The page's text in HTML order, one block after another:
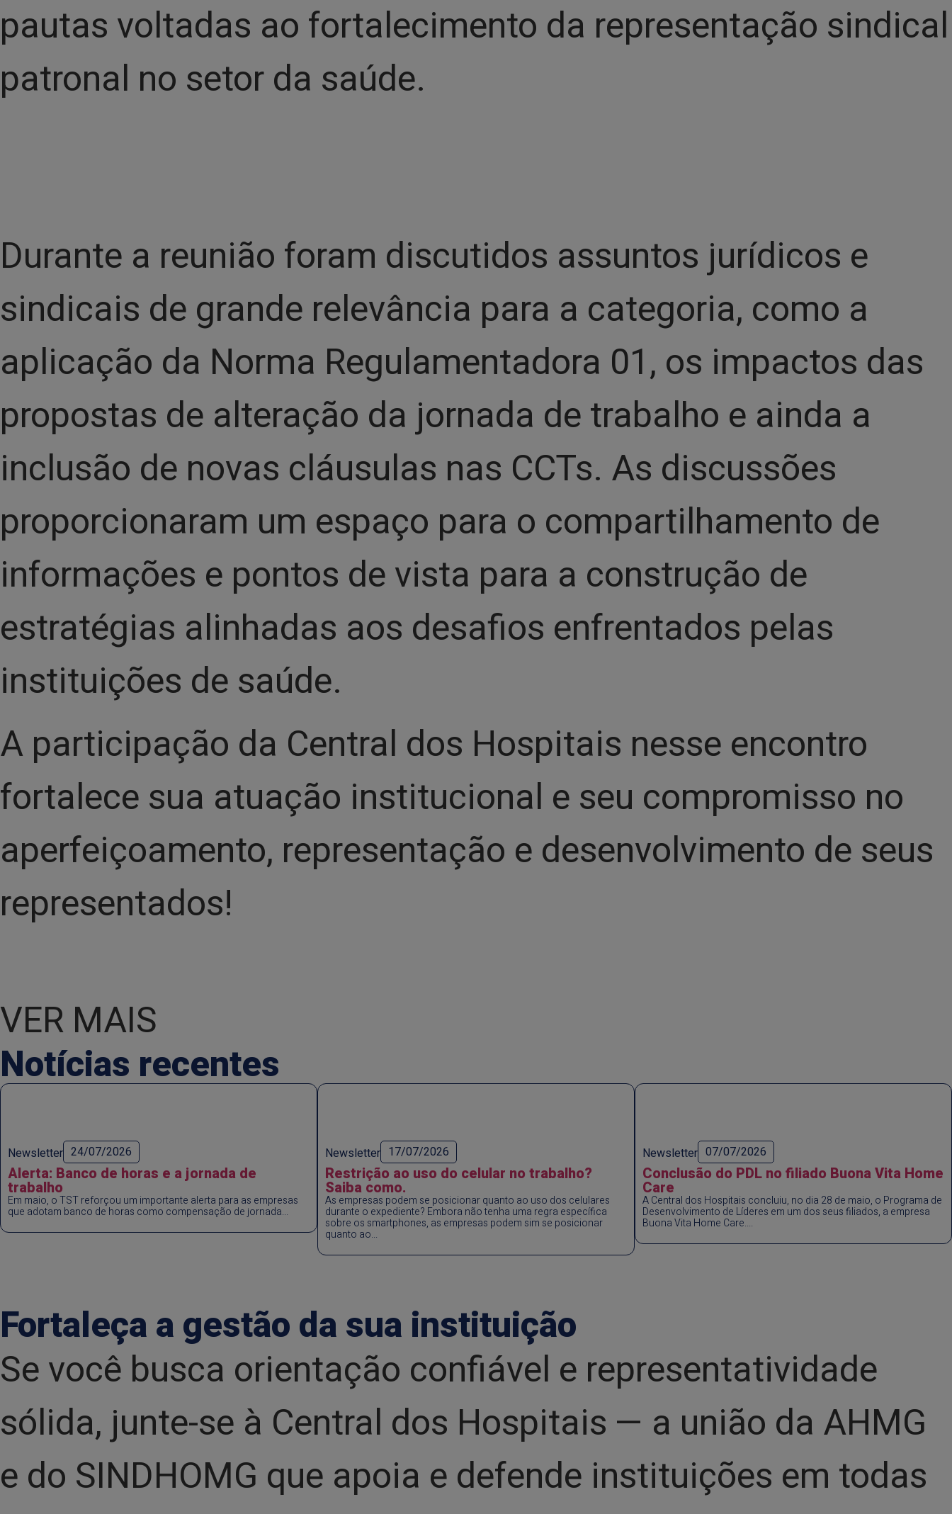
pautas voltadas ao fortalecimento da representação sindical
patronal no setor da saúde.
Durante a reunião foram discutidos assuntos jurídicos e
sindicais de grande relevância para a categoria, como a
aplicação da Norma Regulamentadora 01, os impactos das
propostas de alteração da jornada de trabalho e ainda a
inclusão de novas cláusulas nas CCTs. As discussões
proporcionaram um espaço para o compartilhamento de
informações e pontos de vista para a construção de
estratégias alinhadas aos desafios enfrentados pelas
instituições de saúde.
A participação da Central dos Hospitais nesse encontro
fortalece sua atuação institucional e seu compromisso no
aperfeiçoamento, representação e desenvolvimento de seus
representados!
VER MAIS
Notícias recentes
Newsletter 24/07/2026
Alerta: Banco de horas e a jornada de
trabalho
Em maio, o TST reforçou um importante alerta para as empresas
que adotam banco de horas como compensação de jornada...
Newsletter 17/07/2026
Restrição ao uso do celular no trabalho?
Saiba como.
As empresas podem se posicionar quanto ao uso dos celulares
durante o expediente? Embora não tenha uma regra específica
sobre os smartphones, as empresas podem sim se posicionar
quanto ao...
Newsletter 07/07/2026
Conclusão do PDL no filiado Buona Vita Home
Care
A Central dos Hospitais concluiu, no dia 28 de maio, o Programa de
Desenvolvimento de Líderes em um dos seus filiados, a empresa
Buona Vita Home Care....
Fortaleça a gestão da sua instituição
Se você busca orientação confiável e representatividade
sólida, junte-se à Central dos Hospitais — a união da AHMG
e do SINDHOMG que apoia e defende instituições em todas